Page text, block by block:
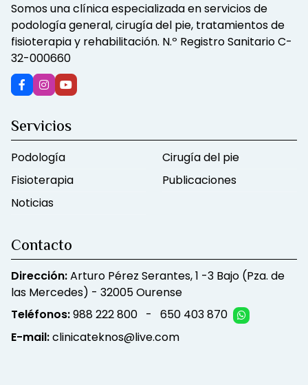
Somos una clínica especializada en servicios de
podología general, cirugía del pie, tratamientos de
fisioterapia y rehabilitación. N.º Registro Sanitario C-
32-000660
Servicios
Podología
Cirugía del pie
Fisioterapia
Publicaciones
Noticias
Contacto
Dirección:Arturo Pérez Serantes, 1 -3 Bajo (Pza. de
las Mercedes) - 32005 Ourense
Teléfonos:988 222 800 -
650 403 870
E-mail:clinicateknos@live.com